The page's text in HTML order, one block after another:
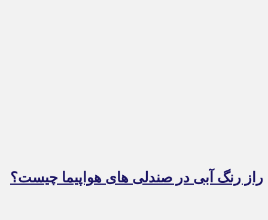
راز رنگ آبی در صندلی های هواپیما چیست؟